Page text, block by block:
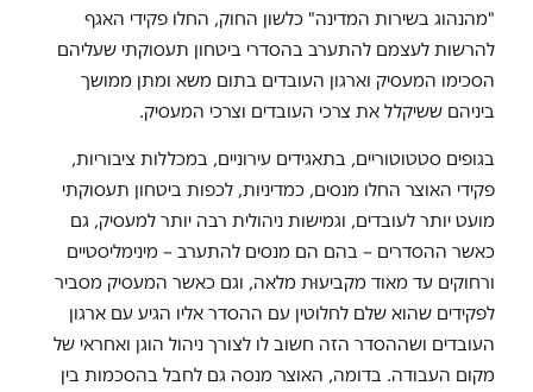
"מהנהוג בשירות המדינה" כלשון החוק, החלו פקידי האגף
להרשות לעצמם להתערב בהסדרי ביטחון תעסוקתי שעליהם
הסכימו המעסיק וארגון העובדים בתום משא ומתן ממושך
ביניהם ששיקלל את צרכי העובדים וצרכי המעסיק.
בגופים סטטוטוריים, בתאגידים עירוניים, במכללות ציבוריות,
פקידי האוצר החלו מנסים, כמדיניות, לכפות ביטחון תעסוקתי
מועט יותר לעובדים, וגמישות ניהולית רבה יותר למעסיק, גם
כאשר ההסדרים – בהם הם מנסים להתערב – מינימליסטיים
ורחוקים עד מאוד מקביעוּת מלאה, וגם כאשר המעסיק מסביר
לפקידים שהוא שלם לחלוטין עם ההסדר אליו הגיע עם ארגון
העובדים ושההסדר הזה חשוב לו לצורך ניהול הוגן ואחראי של
מקום העבודה. בדומה, האוצר מנסה גם לחבל בהסכמות בין